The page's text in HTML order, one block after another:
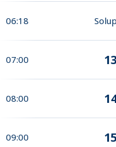
06:18
07:00
08:00
09:00